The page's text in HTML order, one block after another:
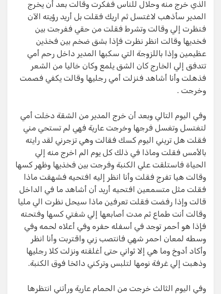
الذي خرج منه وحلال للناس ففكرت وقالت بعد أن يخرج
المدير سأذهب لاغتسل ثم اريك فقلت بل أريد رؤيته الآن
فنظرت إلي وقالت وتشرط فقلت من حقي ففرجت بين
فخديها وقالت انظر نظرت فإذا بشق ضخم بين فخذين
عظيمين وإذا باللزوجة التي سكبها المدير داخل رحم أمي
تتدفق إلي الخارج كان الشق يلمع وكان خاليا من الشعر
فذهلت وأنا أشاهد فنزلت أمي رجليها وقالت يكفي فصمت
وخرجت .
وفي اليوم التالي وبعد أن خرج المدير من الشقة دخلت أمي
لتغتسل وتغسل فرجها وخرجت عارية فهي لم تستحي مني
فقلت هل تريني اليوم كسك فقالت وهي تزجرني لقد رايته
بالأمس فقلت وماذا في ذلك كل يوم الم اخرج منه إلي
الحياة فاستلقت علي الكنبة وفرجت بين فخذيها وظهر كسها
وقالت هيا تفرج فقلت وأنا انظر إليه افتحيه فشهقت ماذا
فقلت مثل متسمعين افتحيه أريد أن أشاهد ما في الداخل
قالت وإذا رفضت فقلت تعرفين ماذا سيحل نظرت الي مليا
وقالت أنت طماع ثم مدت أصابعها إلي شفتي كسها وفتحته
فإذا هو أحمر توجد في أسفله حفره وفي أعلاه لحمه وفي
وسطه لمعان احمر شهي فانتصب زبي واقتربت وأنا انظر
وأكاد أدوخ وما هي إلا ثواني حتى أغلقته ونزلت كلا رجليها
وذهبت إلي غرفة نومها لتلبس وتركني دائخا فوق الكنبة.
وفي اليوم الثالث خرجت من الحمام عارية ورأتني انتظرها